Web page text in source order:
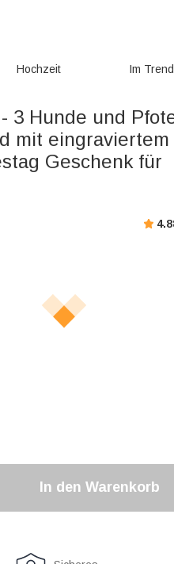
Hochzeit Im Trend
3 Hunde und
mit eingraviertem
Geschenk für
In den Warenkorb